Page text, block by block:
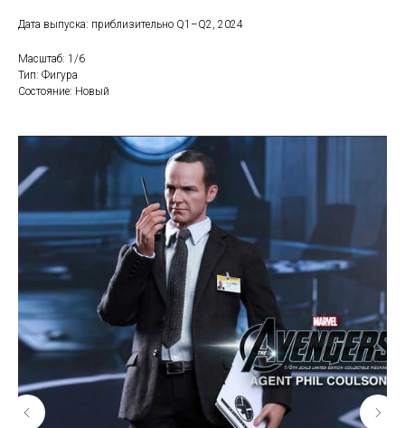
Дата выпуска: приблизительно Q1–Q2, 2024
Масштаб: 1/6
Тип: Фигура
Состояние: Новый